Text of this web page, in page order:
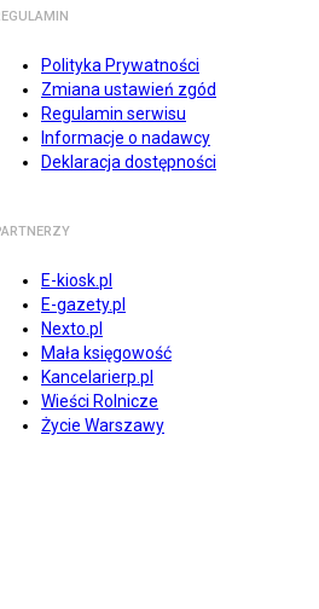
Polityka Prywatności
Zmiana ustawień zgód
Regulamin serwisu
Informacje o nadawcy
Deklaracja dostępności
E-kiosk.pl
E-gazety.pl
Nexto.pl
Mała księgowość
Kancelarierp.pl
Wieści Rolnicze
Życie Warszawy